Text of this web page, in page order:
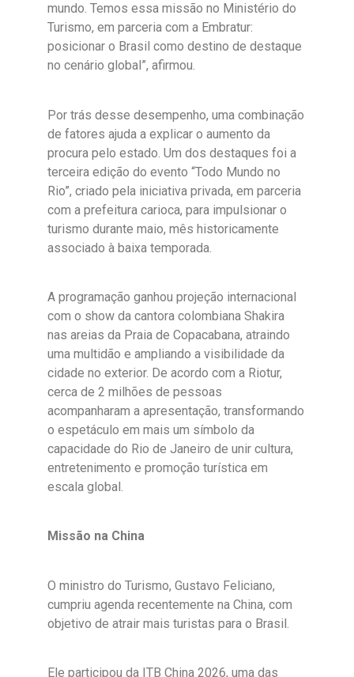
mundo. Temos essa missão no Ministério do
Turismo, em parceria com a Embratur:
posicionar o Brasil como destino de destaque
no cenário global”, afirmou.
Por trás desse desempenho, uma combinação
de fatores ajuda a explicar o aumento da
procura pelo estado. Um dos destaques foi a
terceira edição do evento “Todo Mundo no
Rio”, criado pela iniciativa privada, em parceria
com a prefeitura carioca, para impulsionar o
turismo durante maio, mês historicamente
associado à baixa temporada.
A programação ganhou projeção internacional
com o show da cantora colombiana Shakira
nas areias da Praia de Copacabana, atraindo
uma multidão e ampliando a visibilidade da
cidade no exterior. De acordo com a Riotur,
cerca de 2 milhões de pessoas
acompanharam a apresentação, transformando
o espetáculo em mais um símbolo da
capacidade do Rio de Janeiro de unir cultura,
entretenimento e promoção turística em
escala global.
Missão na China
O ministro do Turismo, Gustavo Feliciano,
cumpriu agenda recentemente na China, com
objetivo de atrair mais turistas para o Brasil.
Ele participou da ITB China 2026, uma das